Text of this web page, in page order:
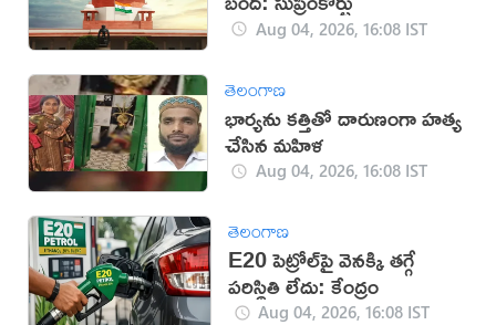
Aug 04, 2026, 16:08 IST
తెలంగాణ
భార్యను కత్తితో దారుణంగా హత్య
చేసిన మహిళ
Aug 04, 2026, 16:08 IST
తెలంగాణ
E20 పెట్రోల్‌పై వెనక్కి తగ్గే
పరిస్థితి లేదు: కేంద్రం
Aug 04, 2026, 16:08 IST